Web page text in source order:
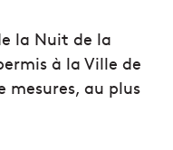
la Nuit de la
à la Ville de
mesures, au plus